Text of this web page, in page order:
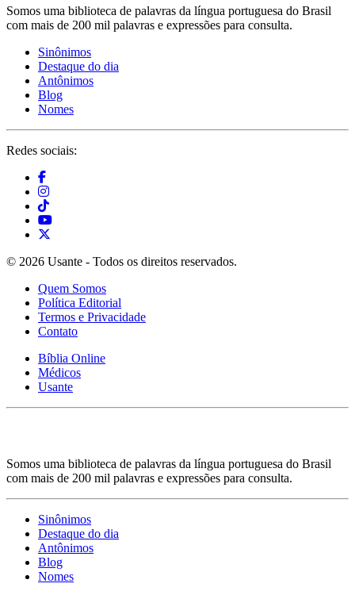
Somos uma biblioteca de palavras da língua portuguesa do Brasil
com mais de 200 mil palavras e expressões para consulta.
Sinônimos
Destaque do dia
Antônimos
Blog
Nomes
Redes sociais:
© 2026 Usante - Todos os direitos reservados.
Quem Somos
Política Editorial
Termos e Privacidade
Contato
Bíblia Online
Médicos
Usante
Somos uma biblioteca de palavras da língua portuguesa do Brasil
com mais de 200 mil palavras e expressões para consulta.
Sinônimos
Destaque do dia
Antônimos
Blog
Nomes